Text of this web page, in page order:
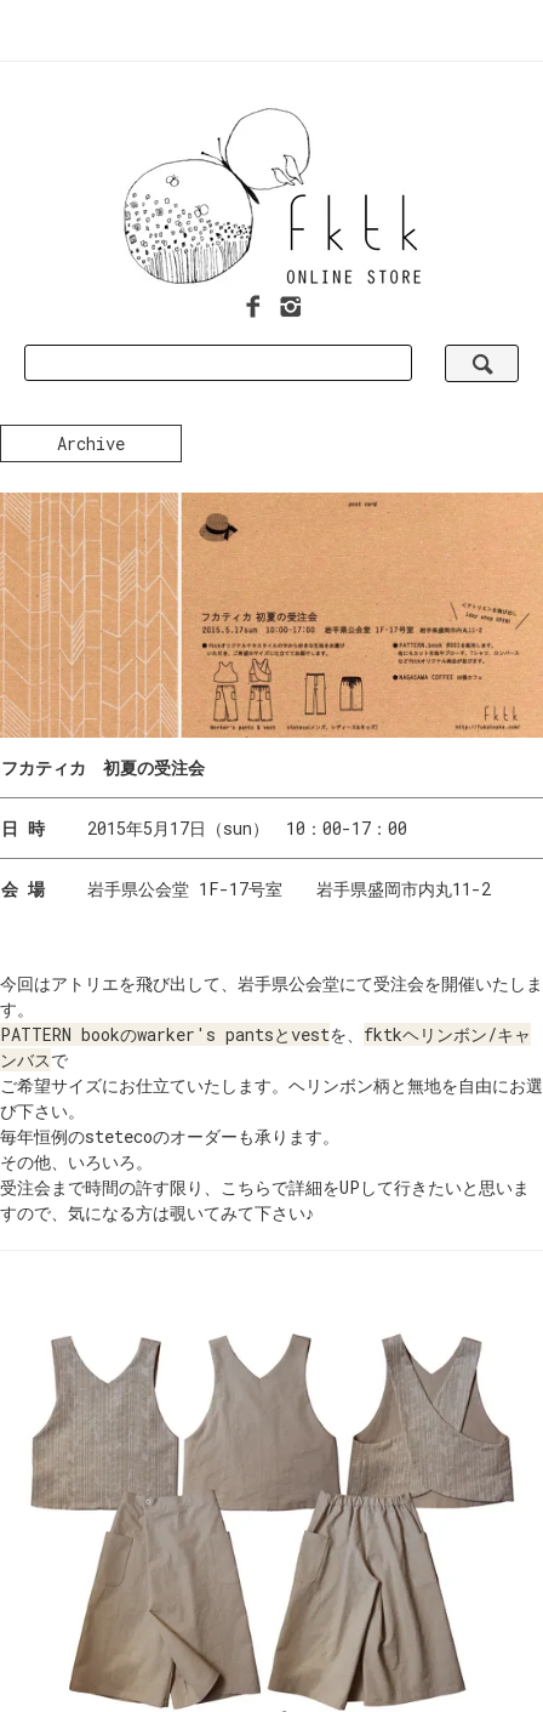
Archive
フカティカ 初夏の受注会
日 時 2015年5月17日（sun） 10：00-17：00
会 場 岩手県公会堂 1F-17号室 岩手県盛岡市内丸11-2
今回はアトリエを飛び出して、岩手県公会堂にて受注会を開催いたしま
す。
PATTERN bookのwarker's pantsとvestを、 fktkヘリンボン/キャ
ンバスで
ご希望サイズにお仕立ていたします。ヘリンボン柄と無地を自由にお選
び下さい。
毎年恒例のstetecoのオーダーも承ります。
その他、いろいろ。
受注会まで時間の許す限り、こちらで詳細をUPして行きたいと思いま
すので、気になる方は覗いてみて下さい♪